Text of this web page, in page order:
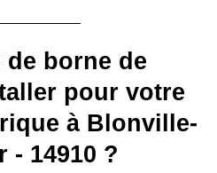
de borne de
pour votre
à Blonville-
- 14910 ?